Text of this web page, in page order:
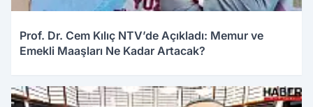
Prof. Dr. Cem Kılıç NTV’de Açıkladı: Memur ve
Emekli Maaşları Ne Kadar Artacak?
03.01.2026 10:04